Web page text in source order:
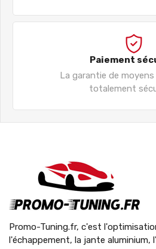
Paiement
La garantie de
totalement
Promo-Tuning.fr, c'est
l'échappement, la jante aluminium,